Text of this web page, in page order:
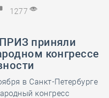
1277
приняли
конгрессе
в Санкт-Петербурге
конгресс